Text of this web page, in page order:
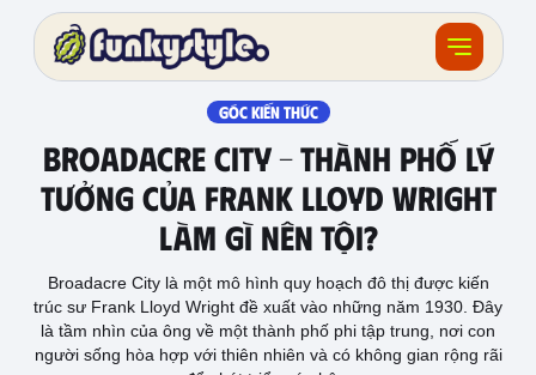
Khóa học
Sản phẩm
Giải thưởng
GÓC KIẾN THỨC
Broadacre City – Thành phố lý
tưởng của Frank Lloyd Wright
làm gì nên tội?
Broadacre City là một mô hình quy hoạch đô thị được kiến
trúc sư Frank Lloyd Wright đề xuất vào những năm 1930. Đây
là tầm nhìn của ông về một thành phố phi tập trung, nơi con
người sống hòa hợp với thiên nhiên và có không gian rộng rãi